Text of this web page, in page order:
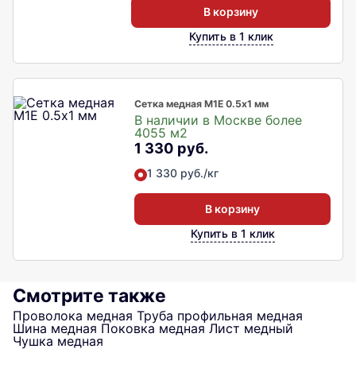
В корзину
Купить в 1 клик
Сетка медная М1Е 0.5х1 мм
В наличии в Москве более
4055 м2
1 330 руб.
1 330 руб./кг
В корзину
Купить в 1 клик
Смотрите также
Проволока медная Труба профильная медная
Шина медная Поковка медная Лист медный
Чушка медная